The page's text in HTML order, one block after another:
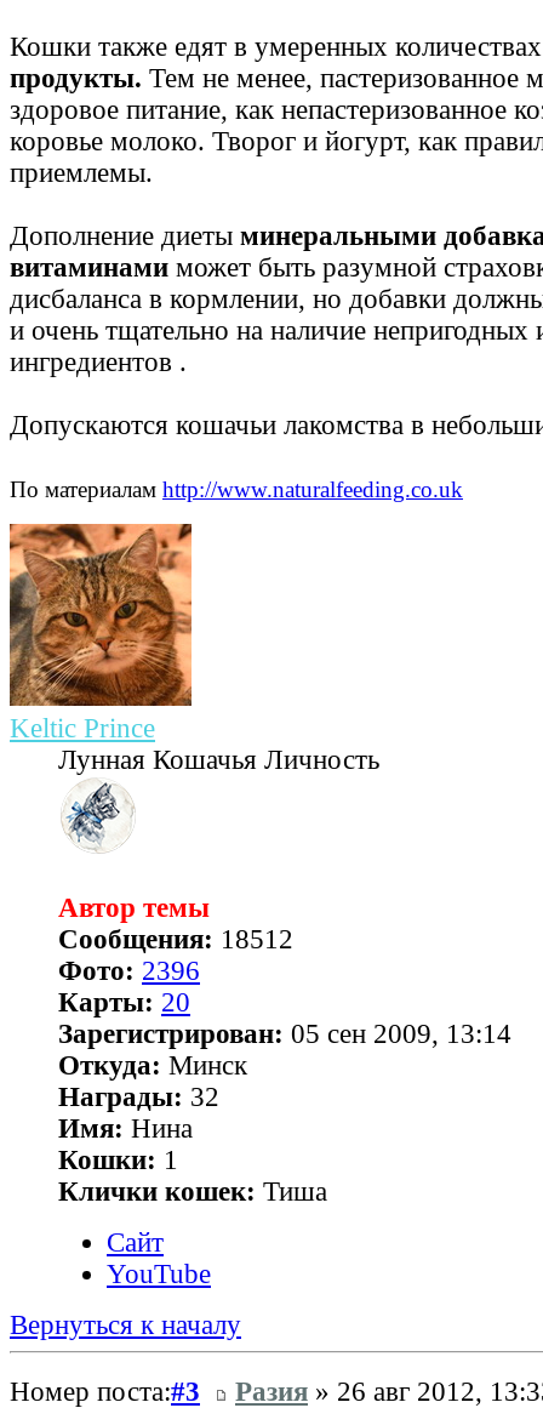
Кошки также едят в умеренных
продукты. Тем не менее, пастеризованное
здоровое питание, как непастеризованное
коровье молоко. Творог и йогурт, как
приемлемы.
Дополнение диеты минеральными
витаминами может быть разумной
дисбаланса в кормлении, но добавки
и очень тщательно на наличие непригодных
ингредиентов .
Допускаются кошачьи лакомства в
По материалам http://www.naturalfeeding.co.uk
Keltic Prince
Лунная Кошачья Личность
Автор темы
Сообщения: 18512
Фото: 2396
Карты: 20
Зарегистрирован: 05 сен 2009, 13:14
Откуда: Минск
Награды: 32
Имя: Нина
Кошки: 1
Клички кошек: Тиша
Сайт
YouTube
Вернуться к началу
Номер поста:#3 Разия » 26 авг 2012,